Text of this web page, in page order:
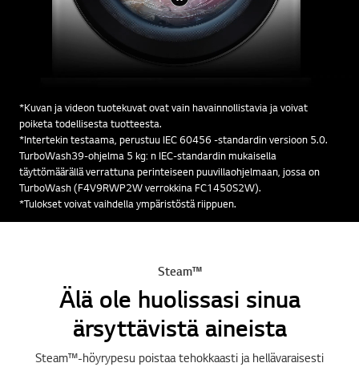
*Kuvan ja videon tuotekuvat ovat vain havainnollistavia ja voivat
poiketa todellisesta tuotteesta.
*Intertekin testaama, perustuu IEC 60456 -standardin versioon 5.0.
TurboWash39-ohjelma 5 kg: n IEC-standardin mukaisella
täyttömäärällä verrattuna perinteiseen puuvillaohjelmaan, jossa on
TurboWash (F4V9RWP2W verrokkina FC1450S2W).
*Tulokset voivat vaihdella ympäristöstä riippuen.
Steam™
Älä ole huolissasi sinua
ärsyttävistä aineista
Steam™-höyrypesu poistaa tehokkaasti ja hellävaraisesti